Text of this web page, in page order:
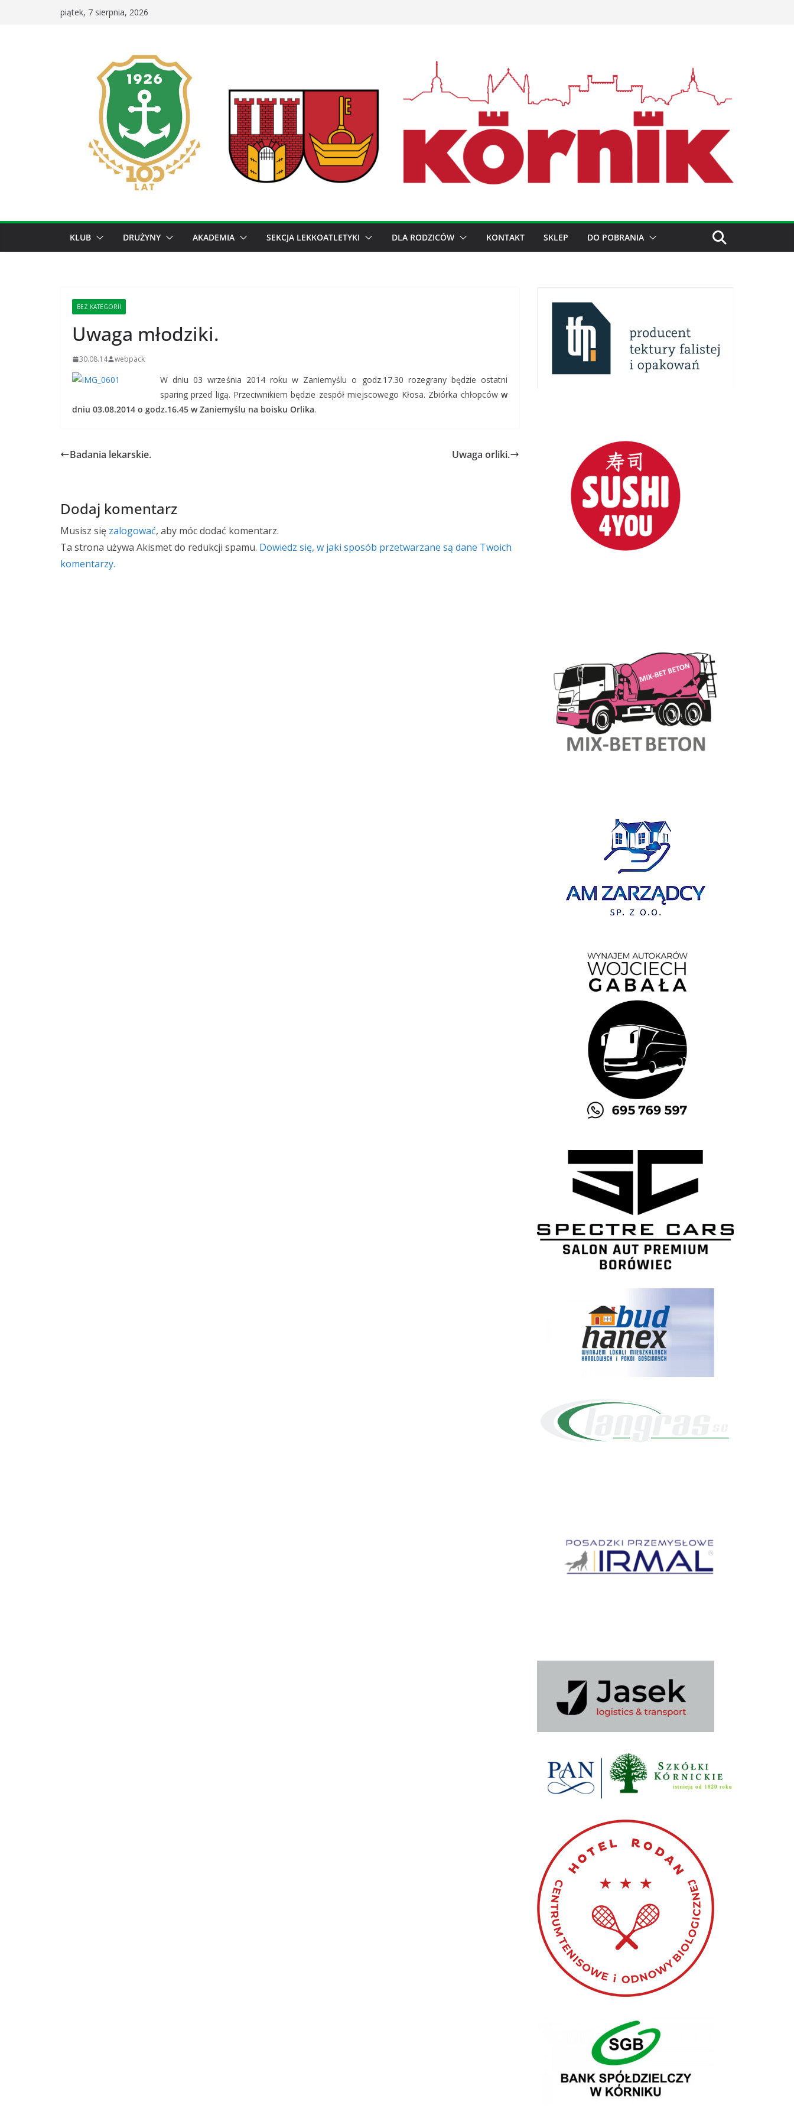
piątek, 7 sierpnia, 2026
KLUB DRUŻYNY AKADEMIA SEKCJA LEKKOATLETYKI DLA RODZICÓW KONTAKT SKLEP DO POBRANIA
BEZ KATEGORII
Uwaga młodziki.
30.08.14 webpack
W dniu 03 września 2014 roku w Zaniemyślu o godz.17.30 rozegrany będzie ostatni
sparing przed ligą. Przeciwnikiem będzie zespół miejscowego Kłosa. Zbiórka chłopców w
dniu 03.08.2014 o godz.16.45 w Zaniemyślu na boisku Orlika.
Badania lekarskie. Uwaga orliki.
Dodaj komentarz
Musisz się zalogować, aby móc dodać komentarz.
Ta strona używa Akismet do redukcji spamu. Dowiedz się, w jaki sposób przetwarzane są dane Twoich
komentarzy.